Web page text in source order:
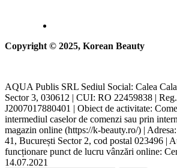
Copyright © 2025, Korean Beauty
AQUA Publis SRL Sediul Social: Calea
Sector 3, 030612 | CUI: RO 22459838 |
J2007017880401 | Obiect de activitate:
intermediul caselor de comenzi sau prin
magazin online (https://k-beauty.ro/) |
41, București Sector 2, cod postal 023496 |
funcționare punct de lucru vânzări online:
14.07.2021